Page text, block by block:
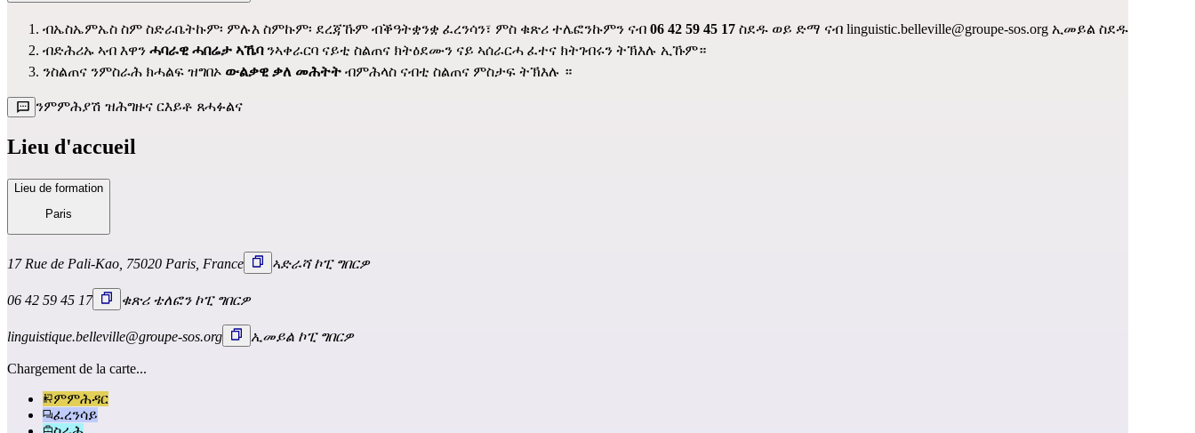
ብኤስኤምኤስ ስም ስድራቤትኩም፡ ምሉእ ስምኩም፡ ደረጃኹም ብቕዓትቋንቋ ፈረንሳን፣ ምስ ቁጽሪ ተሌፎንኩምን ናብ 06 42 59 45 17 ስደዱ ወይ ድማ ናብ linguistic.belleville@groupe-sos.org ኢመይል ስደዱ
ብድሕሪኡ ኣብ እዋን ሓባራዊ ሓበሬታ ኣኼባንኣቀራርባ ናይቲ ስልጠና ክትዕደሙን ናይ ኣሰራርሓ ፈተና ክትገብሩን ትኽእሉ ኢኹም።
ንስልጠና ንምስራሕ ክሓልፍ ዝግበኦ ውልቃዊ ቃለ መሕትት ብምሕላስ ናብቲ ስልጠና ምስታፍ ትኽእሉ ።
ንምምሕያሽ ዝሕግዙና ርእይቶ ጸሓፉልና
Lieu d'accueil
Lieu de formation
Paris
17 Rue de Pali-Kao, 75020 Paris, France ኣድራሻ ኮፒ ግበርዎ
06 42 59 45 17 ቁጽሪ ቴለፎን ኮፒ ግበርዎ
linguistique.belleville@groupe-sos.org ኢመይል ኮፒ ግበርዎ
Chargement de la carte...
ምምሕዳር
ፈረንሳይ